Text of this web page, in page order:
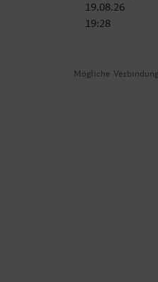
Mögliche
19.08.26
19:28